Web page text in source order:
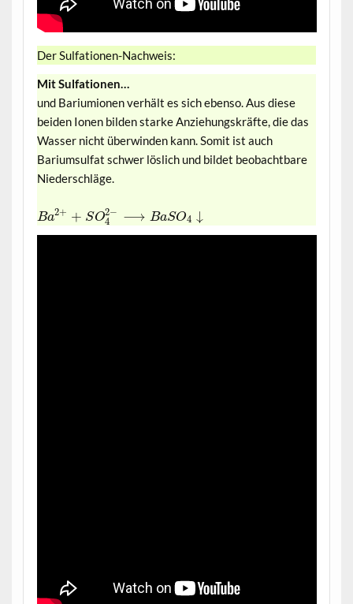
Der Sulfationen-Nachweis:
Mit Sulfationen…
und Bariumionen verhält es sich ebenso. Aus diese
beiden Ionen bilden starke Anziehungskräfte, die das
Wasser nicht überwinden kann. Somit ist auch
Bariumsulfat schwer löslich und bildet beobachtbare
Niederschläge.
Ba2+ + SO2−
4
⟶ BaSO4 ↓